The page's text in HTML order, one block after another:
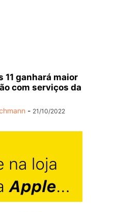
11 ganhará maior
com serviços da
- 21/10/2022